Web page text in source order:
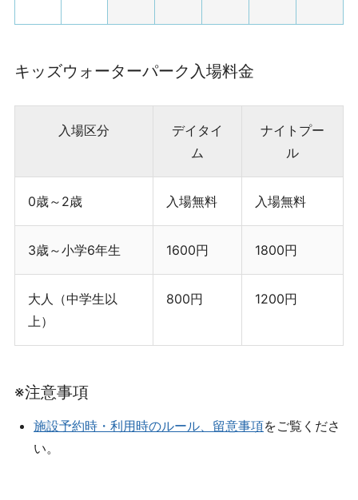
キッズウォーターパーク入場料金
入場区分
デイタイ
ム
ナイトプー
ル
0歳～2歳 入場無料 入場無料
3歳～小学6年生 1600円 1800円
大人（中学生以
上）
800円 1200円
※注意事項
施設予約時・利用時のルール、留意事項をご覧くださ
い。